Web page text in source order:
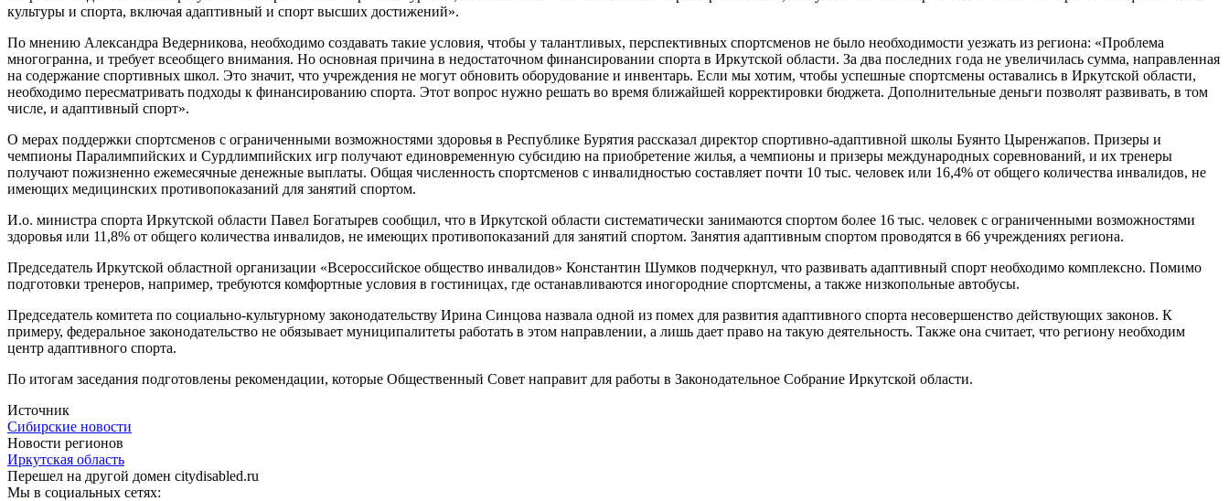
культуры и спорта, включая адаптивный и спорт высших достижений».
По мнению Александра Ведерникова, необходимо создавать такие условия, чтобы у талантливых, перспективных спортсменов не было необходимости уезжать из региона: «Проблема
многогранна, и требует всеобщего внимания. Но основная причина в недостаточном финансировании спорта в Иркутской области. За два последних года не увеличилась сумма, направленная
на содержание спортивных школ. Это значит, что учреждения не могут обновить оборудование и инвентарь. Если мы хотим, чтобы успешные спортсмены оставались в Иркутской области,
необходимо пересматривать подходы к финансированию спорта. Этот вопрос нужно решать во время ближайшей корректировки бюджета. Дополнительные деньги позволят развивать, в том
числе, и адаптивный спорт».
О мерах поддержки спортсменов с ограниченными возможностями здоровья в Республике Бурятия рассказал директор спортивно-адаптивной школы Буянто Цыренжапов. Призеры и
чемпионы Паралимпийских и Сурдлимпийских игр получают единовременную субсидию на приобретение жилья, а чемпионы и призеры международных соревнований, и их тренеры
получают пожизненно ежемесячные денежные выплаты. Общая численность спортсменов с инвалидностью составляет почти 10 тыс. человек или 16,4% от общего количества инвалидов, не
имеющих медицинских противопоказаний для занятий спортом.
И.о. министра спорта Иркутской области Павел Богатырев сообщил, что в Иркутской области систематически занимаются спортом более 16 тыс. человек с ограниченными возможностями
здоровья или 11,8% от общего количества инвалидов, не имеющих противопоказаний для занятий спортом. Занятия адаптивным спортом проводятся в 66 учреждениях региона.
Председатель Иркутской областной организации «Всероссийское общество инвалидов» Константин Шумков подчеркнул, что развивать адаптивный спорт необходимо комплексно. Помимо
подготовки тренеров, например, требуются комфортные условия в гостиницах, где останавливаются иногородние спортсмены, а также низкопольные автобусы.
Председатель комитета по социально-культурному законодательству Ирина Синцова назвала одной из помех для развития адаптивного спорта несовершенство действующих законов. К
примеру, федеральное законодательство не обязывает муниципалитеты работать в этом направлении, а лишь дает право на такую деятельность. Также она считает, что региону необходим
центр адаптивного спорта.
По итогам заседания подготовлены рекомендации, которые Общественный Совет направит для работы в Законодательное Собрание Иркутской области.
Источник
Сибирские новости
Новости регионов
Иркутская область
Перешел на другой домен citydisabled.ru
Мы в социальных сетях: